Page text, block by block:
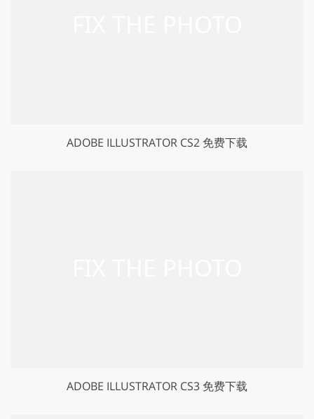
ADOBE ILLUSTRATOR CS2 免费下载
ADOBE ILLUSTRATOR CS3 免费下载